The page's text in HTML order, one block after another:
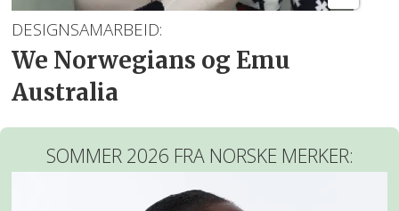
DESIGNSAMARBEID:
We Norwegians og Emu
Australia
SOMMER 2026 FRA NORSKE MERKER: